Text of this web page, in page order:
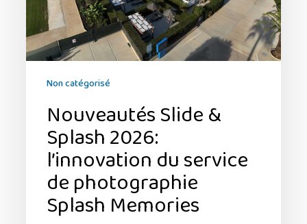
photographie
Splash
Memories
Non catégorisé
Nouveautés Slide &
Splash 2026:
l’innovation du service
de photographie
Splash Memories